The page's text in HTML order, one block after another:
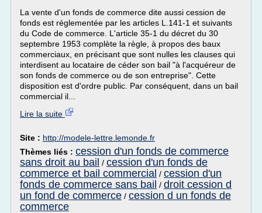
La vente d'un fonds de commerce dite aussi cession de
fonds est réglementée par les articles L.141-1 et suivants
du Code de commerce. L'article 35-1 du décret du 30
septembre 1953 complète la règle, à propos des baux
commerciaux, en précisant que sont nulles les clauses qui
interdisent au locataire de céder son bail "à l'acquéreur de
son fonds de commerce ou de son entreprise". Cette
disposition est d'ordre public. Par conséquent, dans un bail
commercial il...
Lire la suite
Site : http://modele-lettre.lemonde.fr
Thèmes liés : cession d'un fonds de commerce
sans droit au bail / cession d'un fonds de
commerce et bail commercial / cession d'un
fonds de commerce sans bail / droit cession d
un fond de commerce / cession d un fonds de
commerce